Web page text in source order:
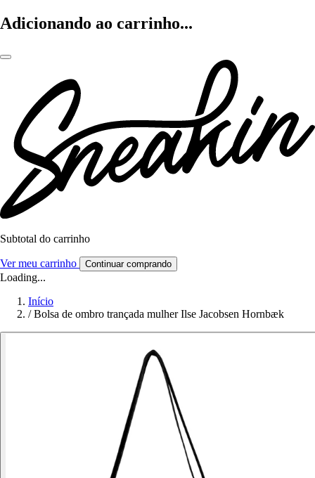
Adicionando ao carrinho...
Subtotal do carrinho
Ver meu carrinho Continuar comprando
Loading...
Início
/ Bolsa de ombro trançada mulher Ilse Jacobsen Hornbæk